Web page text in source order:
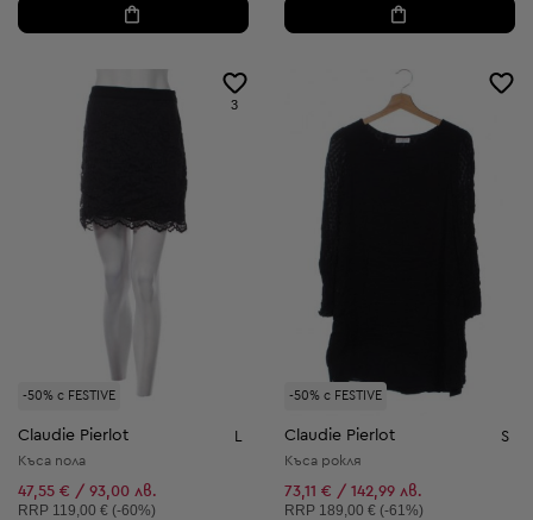
-50% с FESTIVE
3
Claudie Pierlot L
Къса пола
47,55 € / 93,00 лв.
Препоръчителна цена:
RRP 119,00 € (-60%)
-50% с FESTIVE
Claudie Pierlot S
Къса рокля
73,11 € / 142,99 лв.
Препоръчителна цена:
RRP 189,00 € (-61%)